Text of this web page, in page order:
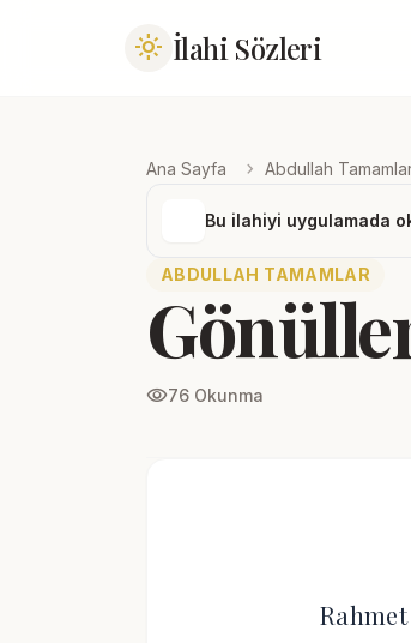
light_mode İlahi Sözleri
Ana Sayfa chevron_right Abdullah
Bu ilahiyi uygulamada
ABDULLAH TAMAMLAR
visibility76 Okunma